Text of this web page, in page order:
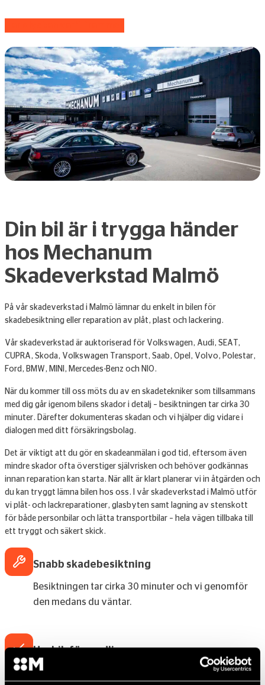
Din bil är i trygga händer
hos Mechanum
Skadeverkstad Malmö
På vår skadeverkstad i Malmö lämnar du enkelt in bilen för
skadebesiktning eller reparation av plåt, plast och lackering.
Vår skadeverkstad är auktoriserad för Volkswagen, Audi, SEAT,
CUPRA, Skoda, Volkswagen Transport, Saab, Opel, Volvo, Polestar,
Ford, BMW, MINI, Mercedes-Benz och NIO.
När du kommer till oss möts du av en skadetekniker som tillsammans
med dig går igenom bilens skador i detalj – besiktningen tar cirka 30
minuter. Därefter dokumenteras skadan och vi hjälper dig vidare i
dialogen med ditt försäkringsbolag.
Det är viktigt att du gör en skadeanmälan i god tid, eftersom även
mindre skador ofta överstiger självrisken och behöver godkännas
innan reparation kan starta. När allt är klart planerar vi in åtgärden och
du kan tryggt lämna bilen hos oss. I vår skadeverkstad i Malmö utför
vi plåt- och lackreparationer, glasbyten samt lagning av stenskott
för både personbilar och lätta transportbilar – hela vägen tillbaka till
ett tryggt och säkert skick.
Snabb skadebesiktning
Besiktningen tar cirka 30 minuter och vi genomför
den medans du väntar.
Hyrbilsförmedling
Behöver du hyrbild under tiden? Hämta och lämna